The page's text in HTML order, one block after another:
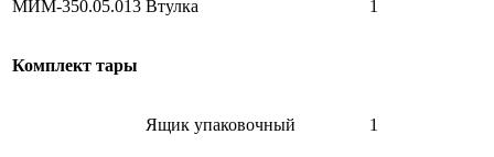
МИМ-350.05.013 Втулка 1
Комплект тары
Ящик упаковочный 1